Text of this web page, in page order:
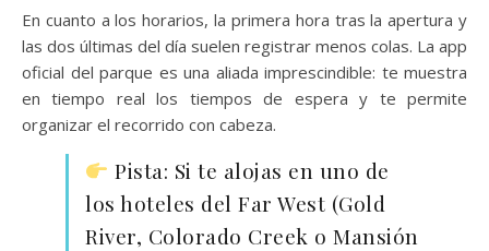
En cuanto a los horarios, la primera hora tras la apertura y
las dos últimas del día suelen registrar menos colas. La app
oficial del parque es una aliada imprescindible: te muestra
en tiempo real los tiempos de espera y te permite
organizar el recorrido con cabeza.
Pista: Si te alojas en uno de
los hoteles del Far West (Gold
River, Colorado Creek o Mansión